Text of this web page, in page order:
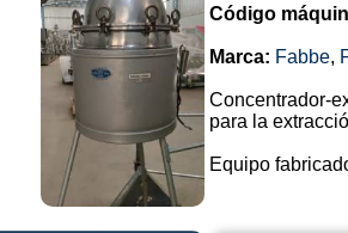
Código
Marca: Fabbe,
Concentrador-
para la
Equipo